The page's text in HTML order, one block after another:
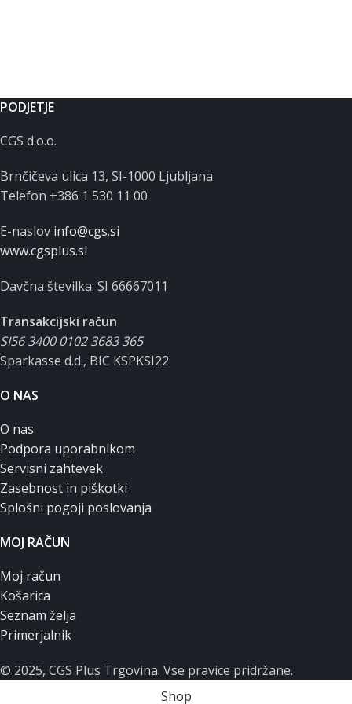
PODJETJE
CGS d.o.o.
Brnčičeva ulica 13, SI-1000 Ljubljana
Telefon +386 1 530 11 00
E-naslov info@cgs.si
www.cgsplus.si
Davčna številka: SI 66667011
Transakcijski račun
SI56 3400 0102 3683 365
Sparkasse d.d., BIC KSPKSI22
O NAS
O nas
Podpora uporabnikom
Servisni zahtevek
Zasebnost in piškotki
Splošni pogoji poslovanja
MOJ RAČUN
Moj račun
Košarica
Seznam želja
Primerjalnik
© 2025, CGS Plus Trgovina. Vse pravice pridržane.
Shop